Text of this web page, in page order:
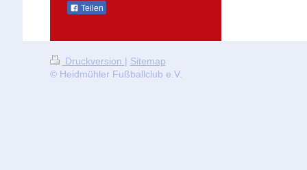
Teilen
Druckversion | Sitemap
© Heidmühler Fußballclub e.V.